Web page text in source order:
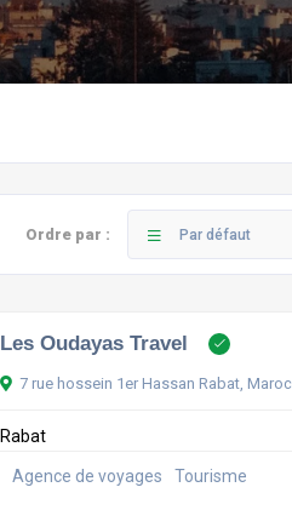
Ordre par : Par défaut
Les Oudayas Travel
7 rue hossein 1er Hassan Rabat, Maroc
Rabat
Agence de voyages Tourisme